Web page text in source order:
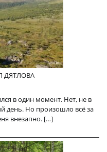
ДЯТЛОВА
в один момент. Нет, не в
день. Но произошло всё за
внезапно. […]